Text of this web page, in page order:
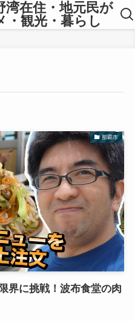
湾在住・地元民が
・観光・暮らし
那覇市
界に挑戦！波布食堂の肉